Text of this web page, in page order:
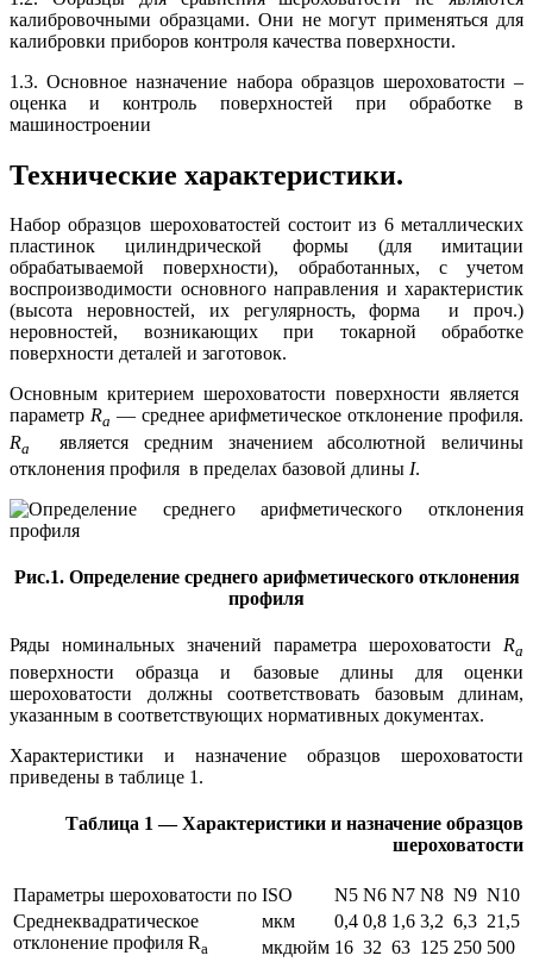
калибровочными образцами. Они не могут применяться для
калибровки приборов контроля качества поверхности.
1.3. Основное назначение набора образцов шероховатости –
оценка и контроль поверхностей при обработке в
машиностроении
Технические характеристики.
Набор образцов шероховатостей состоит из 6 металлических
пластинок цилиндрической формы (для имитации
обрабатываемой поверхности), обработанных, с учетом
воспроизводимости основного направления и характеристик
(высота неровностей, их регулярность, форма и проч.)
неровностей, возникающих при токарной обработке
поверхности деталей и заготовок.
Основным критерием шероховатости поверхности является
параметр Ra — среднее арифметическое отклонение про­филя.
Ra
является средним значением аб­солютной величины
отклонения профиля в пределах базовой длины I.
Рис.1. Определение среднего арифметического отклонения
профиля
Ряды номинальных значений параметра шероховатости Ra
поверхности образца и базовые длины для оценки
шероховатости должны соответствовать базовым длинам,
указанным в соответствующих нормативных документах.
Характеристики и назначение образцов шероховатости
приведены в таблице 1.
Таблица 1 — Характеристики и назначение образцов
шероховатости
Параметры шероховатости по ISO N5 N6 N7 N8 N9 N10
Среднеквадратическое
отклонение профиля Ra
мкм 0,4 0,8 1,6 3,2 6,3 21,5
мкдюйм 16 32 63 125 250 500